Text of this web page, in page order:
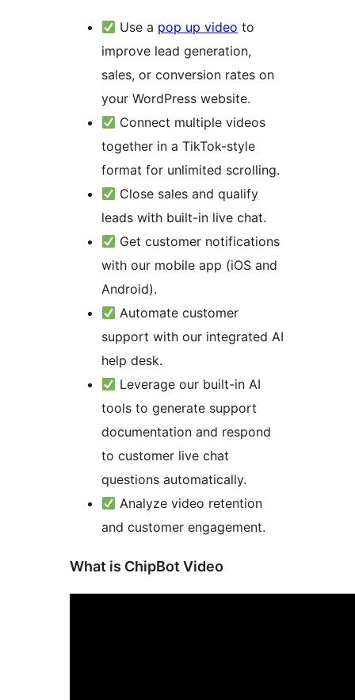
Use a pop up video to
improve lead generation,
sales, or conversion rates on
your WordPress website.
Connect multiple videos
together in a TikTok-style
format for unlimited scrolling.
Close sales and qualify
leads with built-in live chat.
Get customer notifications
with our mobile app (iOS and
Android).
Automate customer
support with our integrated AI
help desk.
Leverage our built-in AI
tools to generate support
documentation and respond
to customer live chat
questions automatically.
Analyze video retention
and customer engagement.
What is ChipBot Video